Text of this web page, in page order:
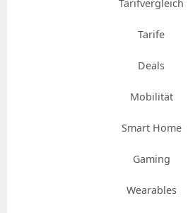
Tarifvergleich
Tarife
Deals
Mobilität
Smart Home
Gaming
Wearables